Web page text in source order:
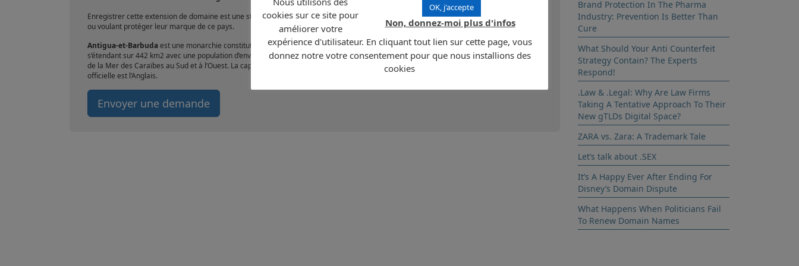
Enregistrer cette extension de domaine est une stratégie recommandée pour les entreprises étant intéressés parAntigua-et-Barbuda
ou voulant protéger leur marque de ce pays.
Antigua-et-Barbudaest une monarchie constitutionnelle située dans les Caraïbes en Amérique Centrale, composée de deux îles
s’étendant sur 442 km2 avec une population d’environ 81 000 habitants. Les îles sont bordées par l’Océan Atlantique au Nord et à l’Est, et
de la Mer des Caraïbes au Sud et à l’Ouest. La capitale est Saint John’s. La monnaie locale est le dollar du Caraïbe oriental. La langue
officielle est l’Anglais.
Envoyer une demande
Brand Protection In The Pharma
Industry: Prevention Is Better Than
Cure
What Should Your Anti Counterfeit
Strategy Contain? The Experts
Respond!
.Law & .Legal: Why Are Law Firms
Taking A Tentative Approach To Their
New gTLDs Digital Space?
ZARA vs. Zara: A Trademark Tale
Let’s talk about .SEX
It’s A Happy Ever After Ending For
Disney’s Domain Dispute
What Happens When Politicians Fail
To Renew Domain Names
OK, j'accepte
Non, donnez-moi plus d'infos
cookies sur ce site pour
améliorer votre
expérience d'utilisateur. En cliquant tout lien sur cette page, vous
donnez notre votre consentement pour que nous installions des
cookies